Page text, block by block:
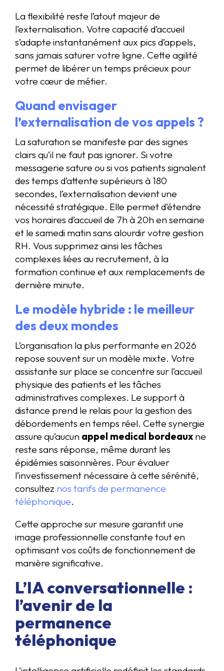
La flexibilité reste l’atout majeur de
l’externalisation. Votre capacité d’accueil
s’adapte instantanément aux pics d’appels,
sans jamais saturer votre ligne. Cette agilité
permet de libérer un temps précieux pour
votre cœur de métier.
Quand envisager
l’externalisation de vos appels ?
La saturation se manifeste par des signes
clairs qu’il ne faut pas ignorer. Si votre
messagerie sature ou si vos patients signalent
des temps d’attente supérieurs à 180
secondes, l’externalisation devient une
nécessité stratégique. Elle permet d’étendre
vos horaires d’accueil de 7h à 20h en semaine
et le samedi matin sans alourdir votre gestion
RH. Vous supprimez ainsi les tâches
complexes liées au recrutement, à la
formation continue et aux remplacements de
dernière minute.
Le modèle hybride : le meilleur
des deux mondes
L’organisation la plus performante en 2026
repose souvent sur un modèle mixte. Votre
assistante sur place se concentre sur l’accueil
physique des patients et les tâches
administratives complexes. Le support à
distance prend le relais pour la gestion des
débordements en temps réel. Cette synergie
assure qu’aucun appel medical bordeaux ne
reste sans réponse, même durant les
épidémies saisonnières. Pour évaluer
l’investissement nécessaire à cette sérénité,
consultez nos tarifs de permanence
téléphonique.
Cette approche sur mesure garantit une
image professionnelle constante tout en
optimisant vos coûts de fonctionnement de
manière significative.
L’IA conversationnelle :
l’avenir de la
permanence
téléphonique